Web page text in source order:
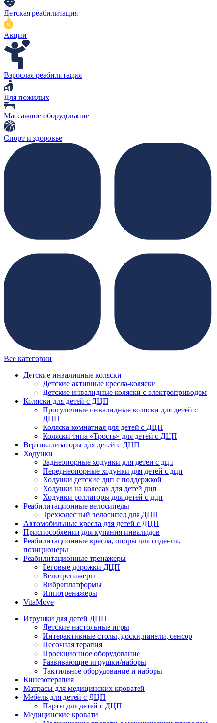
Детская реабилитация
Акции
Взрослая реабилитация
Для пожилых
Массажное оборудование
Спорт и здоровье
Все категории
Детские инвалидные коляски
Детские активные кресла-коляски
Детские инвалидные коляски с электроприводом
Коляски для детей с ДЦП
Прогулочные инвалидные коляски для детей с
ДЦП
Коляска комнатная для детей с ДЦП
Коляски типа «Трость» для детей с ДЦП
Вертикализаторы для детей с ДЦП
Ходунки
Заднеопорные ходунки для детей с дцп
Переднеопорные ходунки для детей с дцп
Ходунки детские дцп с поддержкой
Ходунки на колесах для детей дцп
Ходунки роллаторы для детей с дцп
Реабилитационные велосипеды
Трехколесный велосипед для ДЦП
Автомобильные кресла для детей с ДЦП
Приспособления для купания инвалидов
Реабилитационные кресла, опоры для сидения,
позиционеры
Реабилитационные тренажеры
Беговые дорожки ДЦП
Велотренажеры
Виброплатформы
Иппотренажеры
VitaMove
Игрушки для детей ДЦП
Детские настольные игры
Интерактивные столы, доски,панели, сенсор
Песочная терапия
Проекционное оборудование
Развивающие игрушки/наборы
Тактильное оборудование и наборы
Кинезотерапия
Матрасы для медицинских кроватей
Мебель для детей с ДЦП
Парты для детей с ДЦП
Медицинские кровати